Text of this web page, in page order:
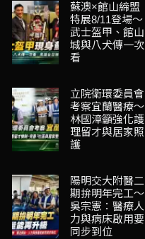
蘇澳×館山締盟
特展8/11登場～
武士盔甲、館山
城與八犬傳一次
看
立院衛環委員會
考察宜蘭醫療～
林國漳籲強化護
理留才與居家照
護
陽明交大附醫二
期拚明年完工～
吳宗憲：醫療人
力與病床啟用要
同步到位